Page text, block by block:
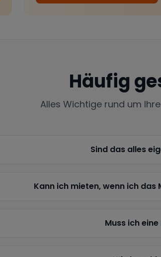
Häufig
Alles Wichtige rund um
Sind das alles
Kann ich mieten, wenn ich
Muss ich